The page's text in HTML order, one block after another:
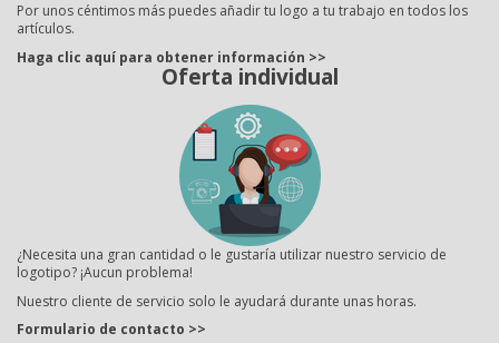
Por unos céntimos más puedes añadir tu logo a tu trabajo en todos los
artículos.
Haga clic aquí para obtener información >>
Oferta individual
¿Necesita una gran cantidad o le gustaría utilizar nuestro servicio de
logotipo? ¡Aucun problema!
Nuestro cliente de servicio solo le ayudará durante unas horas.
Formulario de contacto >>